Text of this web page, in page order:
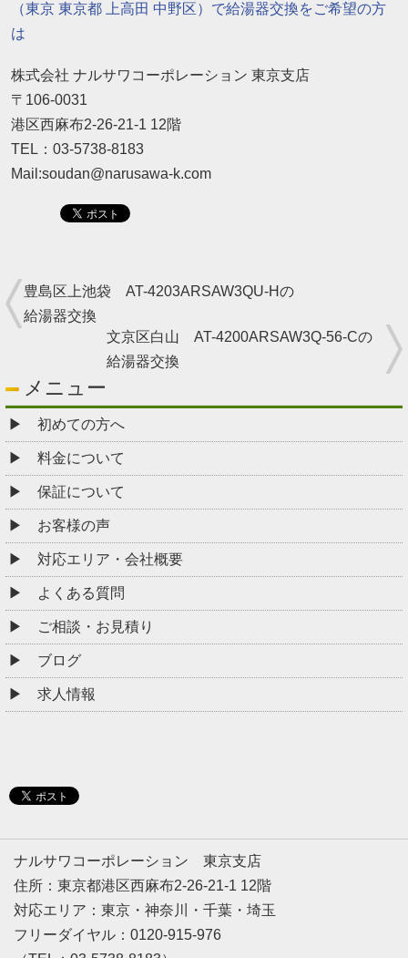
（東京 東京都 上高田 中野区）で給湯器交換をご希望の方
は
株式会社 ナルサワコーポレーション 東京支店
〒106-0031
港区西麻布2-26-21-1 12階
TEL：03-5738-8183
Mail:soudan@narusawa-k.com
豊島区上池袋 AT-4203ARSAW3QU-Hの
給湯器交換
文京区白山 AT-4200ARSAW3Q-56-Cの
給湯器交換
メニュー
初めての方へ
料金について
保証について
お客様の声
対応エリア・会社概要
よくある質問
ご相談・お見積り
ブログ
求人情報
ナルサワコーポレーション 東京支店
住所：東京都港区西麻布2-26-21-1 12階
対応エリア：東京・神奈川・千葉・埼玉
フリーダイヤル：0120-915-976